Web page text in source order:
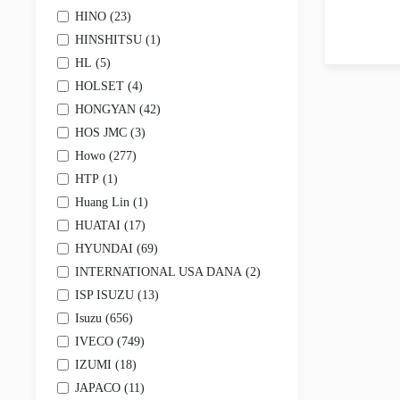
Карданные и приводные валы
Ступицы и ступичные подшипники
Приводы
Другое
Выхлопная система
Глушители, гофры, соединители, крепеж,
Дозаторы, насос-дозаторы, баки мочевины AdBlue
Каталитические нейтрализаторы и сажевые
Элемены EGR
Запчасти для спецтехники
Запчасти для погрузочной техники
Запчасти для сельскохозяйственной техники
Запчасти для строительной техники
Запчасти для прицепной техники
Кондиционер
Двигатели и вентиляторы кондиционера
Запчасти отопителя
Компрессоры кондиционера
Осушители и радиаторы
Трубки кондиционера
Другие элементы
Прочее
HINO (23)
HINSHITSU (1 )
HL (5)
HOLSET (4)
HONGYAN (42)
HOS JMC (3)
Howo (277)
HTP (1 )
Huang Lin (1 )
HUATAI (17)
HYUNDAI (69)
INTERNATIONAL USA DANA (2)
ISP ISUZU (13)
Isuzu (656)
IVECO (749)
IZUMI (18)
JAPACO (11 )